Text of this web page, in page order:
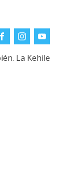
La Kehile